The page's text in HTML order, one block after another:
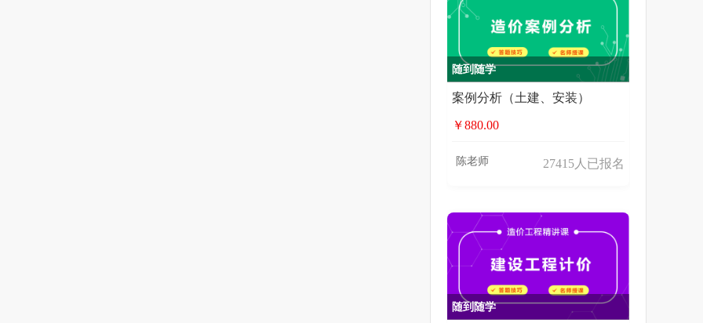
随到随学
案例分析（土建、安装）
￥880.00
陈老师 27415人已报名
随到随学